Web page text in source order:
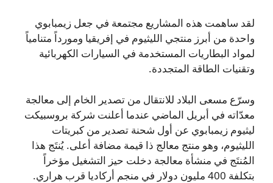
لقد ساهمت هذه المشاريع مجتمعة في جعل زيمبابوي
واحدة من أبرز منتجي الليثيوم في إفريقيا ومورداً متنامياً
لمواد البطاريات المستخدمة في السيارات الكهربائية
وتقنيات الطاقة المتجددة.
وسرّع مسعى البلاد للانتقال من تصدير الخام إلى معالجة
معدّاته في أبريل الماضي عندما أعلنت شركة بروسبيكت
ليثيوم زيمبابوي عن أول شحنة تصدير من كبريتات
الليثيوم، وهو منتج معالج ذا قيمة مضافة أعلى. يُنتَج هذا
المُنتَج في منشأة معالجة دخلت حيز التشغيل مؤخراً
بتكلفة 400 مليون دولار في منجم أركاديا قرب هراري.